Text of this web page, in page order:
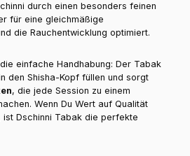
durch einen besonders feinen
für eine gleichmäßige
die Rauchentwicklung optimiert.
einfache Handhabung: Der Tabak
den Shisha-Kopf füllen und sorgt
, die jede Session zu einem
Wenn Du Wert auf Qualität
Dschinni Tabak die perfekte